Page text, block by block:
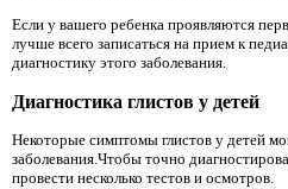
Если у вашего ребенка проявляются
лучше всего записаться на прием к
диагностику этого заболевания.
Диагностика глистов у детей
Некоторые симптомы глистов у детей
заболевания.Чтобы точно
провести несколько тестов и осмотров.